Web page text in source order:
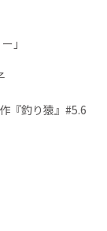
」
『釣り猿』#5.6